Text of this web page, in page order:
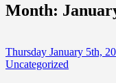
Month:
Thursday January 5th,
Uncategorized